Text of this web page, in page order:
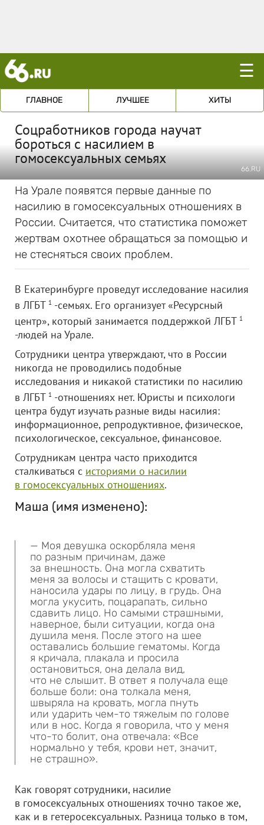
☰
ГЛАВНОЕ ЛУЧШЕЕ ХИТЫ
Соцработников города научат
бороться с насилием в
гомосексуальных семьях
66.RU
На Урале появятся первые данные по
насилию в гомосексуальных отношениях в
России. Считается, что статистика поможет
жертвам охотнее обращаться за помощью и
не стесняться своих проблем.
В Екатеринбурге проведут исследование насилия
в ЛГБТ 1 -семьях. Его организует «Ресурсный
центр», который занимается поддержкой ЛГБТ 1
-людей на Урале.
Сотрудники центра утверждают, что в России
никогда не проводились подобные
исследования и никакой статистики по насилию
в ЛГБТ 1 -отношениях нет. Юристы и психологи
центра будут изучать разные виды насилия:
информационное, репродуктивное, физическое,
психологическое, сексуальное, финансовое.
Сотрудникам центра часто приходится
сталкиваться с историями о насилии
в гомосексуальных отношениях.
Маша (имя изменено):
— Моя девушка оскорбляла меня
по разным причинам, даже
за внешность. Она могла схватить
меня за волосы и стащить с кровати,
наносила удары по лицу, в грудь. Она
могла укусить, поцарапать, сильно
сдавить лицо. Но самыми страшными,
наверное, были ситуации, когда она
душила меня. После этого на шее
оставались большие гематомы. Когда
я кричала, плакала и просила
остановиться, она делала вид,
что не слышит. В ответ я получала еще
больше боли: она толкала меня,
швыряла на кровать, могла пнуть
или ударить чем-то тяжелым по голове
или в нос. Когда я говорила, что у меня
что-то болит, она отвечала: «Все
нормально у тебя, крови нет, значит,
не страшно».
Как говорят сотрудники, насилие
в гомосексуальных отношениях точно такое же,
как и в гетеросексуальных. Разница только в том,